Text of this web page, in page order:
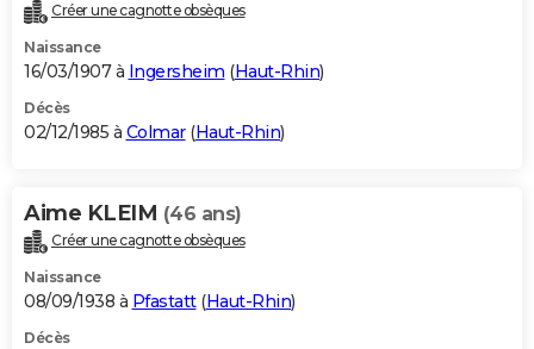
Créer une cagnotte obsèques
Naissance
16/03/1907 à Ingersheim (Haut-Rhin)
Décès
02/12/1985 à Colmar(Haut-Rhin)
Aime KLEIM (46 ans)
Créer une cagnotte obsèques
Naissance
08/09/1938 à Pfastatt(Haut-Rhin)
Décès